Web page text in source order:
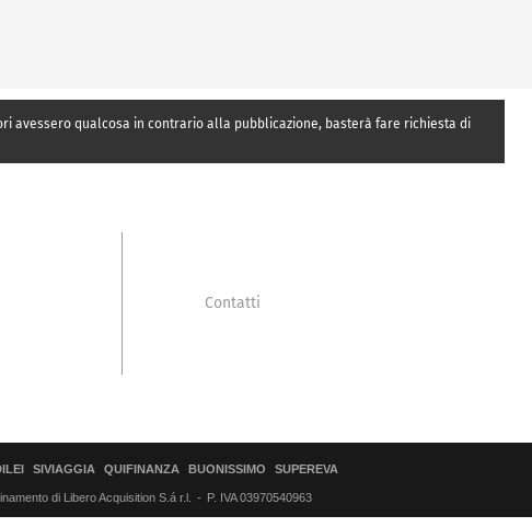
avessero qualcosa in contrario alla pubblicazione, basterà fare richiesta di
Contatti
SIVIAGGIA QUIFINANZA BUONISSIMO SUPEREVA
di Libero Acquisition S.á r.l. P. IVA 03970540963